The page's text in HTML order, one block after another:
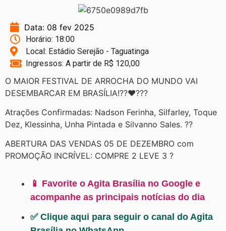
Data: 08 fev 2025
Horário: 18:00
Local: Estádio Serejão - Taguatinga
Ingressos: A partir de R$ 120,00
O MAIOR FESTIVAL DE ARROCHA DO MUNDO VAI
DESEMBARCAR EM BRASÍLIA!??❤️‍???
Atrações Confirmadas: Nadson Ferinha, Silfarley, Toque
Dez, Klessinha, Unha Pintada e Silvanno Sales. ??
ABERTURA DAS VENDAS 05 DE DEZEMBRO com
PROMOÇÃO INCRÍVEL: COMPRE 2 LEVE 3 ?
📱 Favorite o Agita Brasília no Google e
acompanhe as principais notícias do dia
✅ Clique aqui para seguir o canal do Agita